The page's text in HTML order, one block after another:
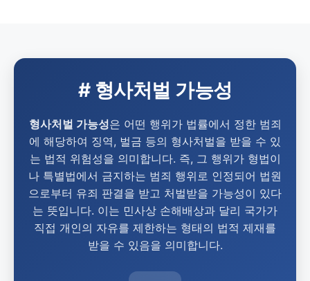
# 형사처벌 가능성
형사처벌 가능성은 어떤 행위가 법률에서 정한 범죄
에 해당하여 징역, 벌금 등의 형사처벌을 받을 수 있
는 법적 위험성을 의미합니다. 즉, 그 행위가 형법이
나 특별법에서 금지하는 범죄 행위로 인정되어 법원
으로부터 유죄 판결을 받고 처벌받을 가능성이 있다
는 뜻입니다. 이는 민사상 손해배상과 달리 국가가
직접 개인의 자유를 제한하는 형태의 법적 제재를
받을 수 있음을 의미합니다.